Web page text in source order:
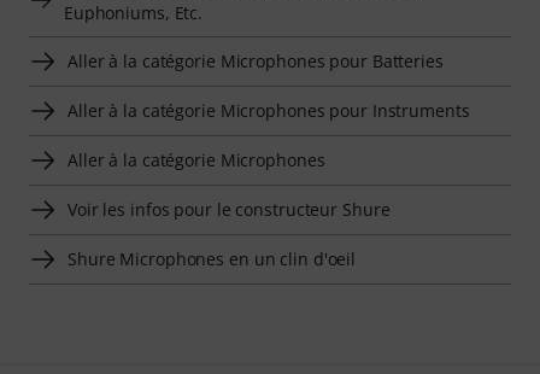
Euphoniums, Etc.
Aller à la catégorie Microphones pour Batteries
Aller à la catégorie Microphones pour Instruments
Aller à la catégorie Microphones
Voir les infos pour le constructeur Shure
Shure Microphones en un clin d'oeil